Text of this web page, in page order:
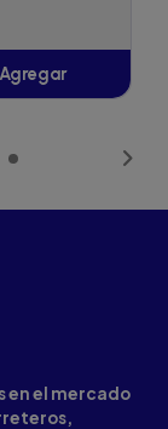
Agregar
en el mercado